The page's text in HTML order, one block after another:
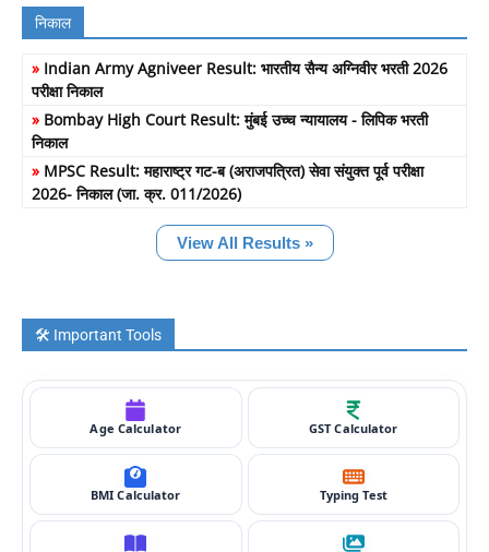
निकाल
» Indian Army Agniveer Result: भारतीय सैन्य अग्निवीर भरती 2026
परीक्षा निकाल
» Bombay High Court Result: मुंबई उच्च न्यायालय - लिपिक भरती
निकाल
» MPSC Result: महाराष्ट्र गट-ब (अराजपत्रित) सेवा संयुक्त पूर्व परीक्षा
2026- निकाल (जा. क्र. 011/2026)
View All Results »
🛠️ Important Tools
Age Calculator GST Calculator
BMI Calculator Typing Test